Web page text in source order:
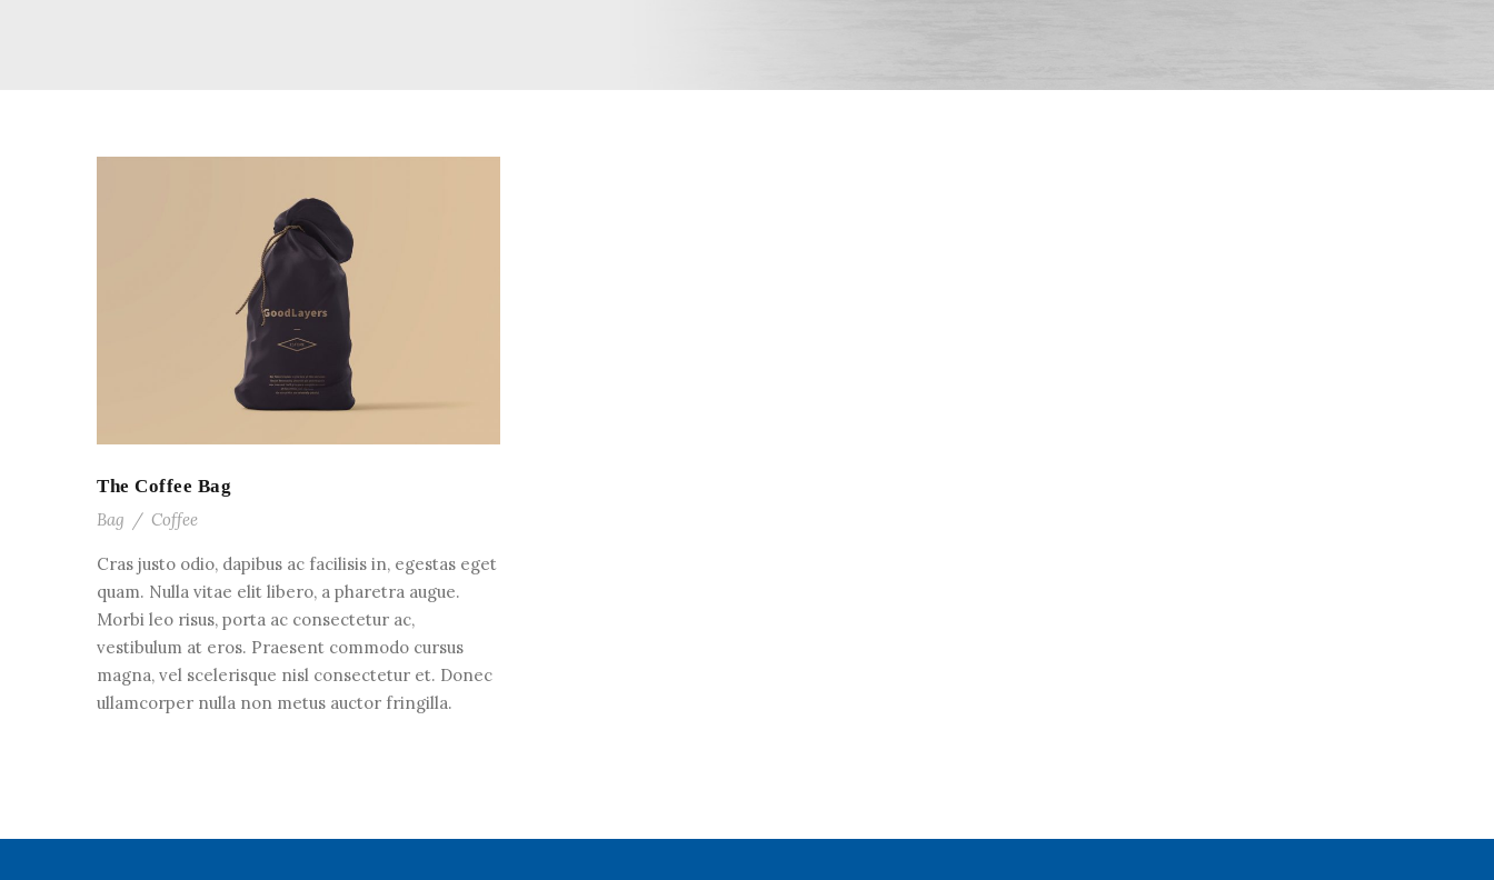
The Coffee Bag
Bag / Coffee
Cras justo odio, dapibus ac facilisis in, egestas eget
quam. Nulla vitae elit libero, a pharetra augue.
Morbi leo risus, porta ac consectetur ac,
vestibulum at eros. Praesent commodo cursus
magna, vel scelerisque nisl consectetur et. Donec
ullamcorper nulla non metus auctor fringilla.